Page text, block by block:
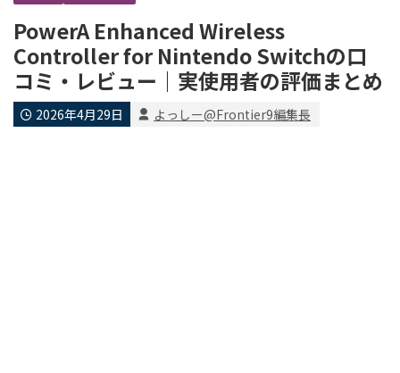
PowerA Enhanced Wireless
Controller for Nintendo Switchの口
コミ・レビュー｜実使用者の評価まとめ
2026年4月29日 よっしー@Frontier9編集長